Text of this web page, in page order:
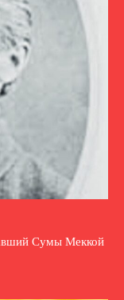
Сумы Меккой